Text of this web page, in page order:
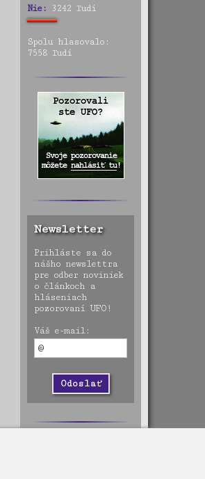
Nie: 3242 ľudí
Spolu hlasovalo:
7558 ľudí
Newsletter
Prihláste sa do
nášho newslettra
pre odber noviniek
o článkoch a
hláseniach
pozorovaní UFO!
Váš e-mail: